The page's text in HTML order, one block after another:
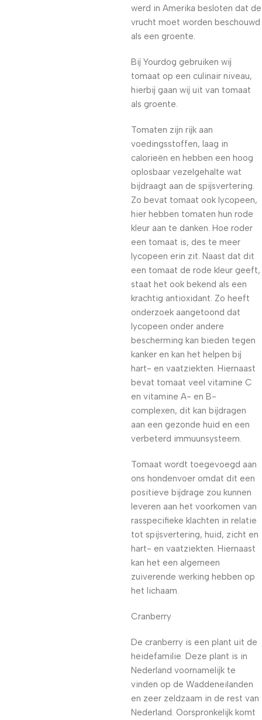
werd in Amerika besloten dat de
vrucht moet worden beschouwd
als een groente.
Bij Yourdog gebruiken wij
tomaat op een culinair niveau,
hierbij gaan wij uit van tomaat
als groente.
Tomaten zijn rijk aan
voedingsstoffen, laag in
calorieën en hebben een hoog
oplosbaar vezelgehalte wat
bijdraagt aan de spijsvertering.
Zo bevat tomaat ook lycopeen,
hier hebben tomaten hun rode
kleur aan te danken. Hoe roder
een tomaat is, des te meer
lycopeen erin zit. Naast dat dit
een tomaat de rode kleur geeft,
staat het ook bekend als een
krachtig antioxidant. Zo heeft
onderzoek aangetoond dat
lycopeen onder andere
bescherming kan bieden tegen
kanker en kan het helpen bij
hart- en vaatziekten. Hiernaast
bevat tomaat veel vitamine C
en vitamine A- en B-
complexen, dit kan bijdragen
aan een gezonde huid en een
verbeterd immuunsysteem.
Tomaat wordt toegevoegd aan
ons hondenvoer omdat dit een
positieve bijdrage zou kunnen
leveren aan het voorkomen van
rasspecifieke klachten in relatie
tot spijsvertering, huid, zicht en
hart- en vaatziekten. Hiernaast
kan het een algemeen
zuiverende werking hebben op
het lichaam.
Cranberry
De cranberry is een plant uit de
heidefamilie. Deze plant is in
Nederland voornamelijk te
vinden op de Waddeneilanden
en zeer zeldzaam in de rest van
Nederland. Oorspronkelijk komt